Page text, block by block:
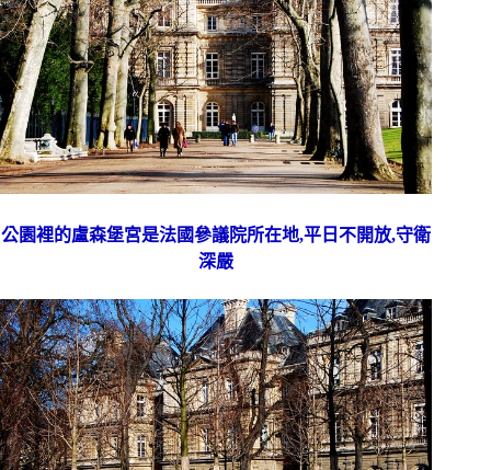
公園裡的盧森堡宮是法國參議院所在地,平日不開放,守衛
深嚴